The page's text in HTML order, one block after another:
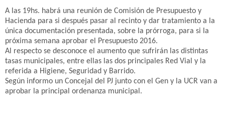
A las 19hs. habrá una reunión de Comisión de Presupuesto y
Hacienda para si después pasar al recinto y dar tratamiento a la
única documentación presentada, sobre la prórroga, para si la
próxima semana aprobar el Presupuesto 2016.
Al respecto se desconoce el aumento que sufrirán las distintas
tasas municipales, entre ellas las dos principales Red Vial y la
referida a Higiene, Seguridad y Barrido.
Según informo un Concejal del PJ junto con el Gen y la UCR van a
aprobar la principal ordenanza municipal.